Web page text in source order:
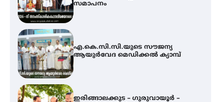
ഇരിങ്ങാലക്കുട – ഗുരുവായൂർ –
താനൂർ റെയിൽപാത
യാഥാർത്ഥ്യമാകുന്നു